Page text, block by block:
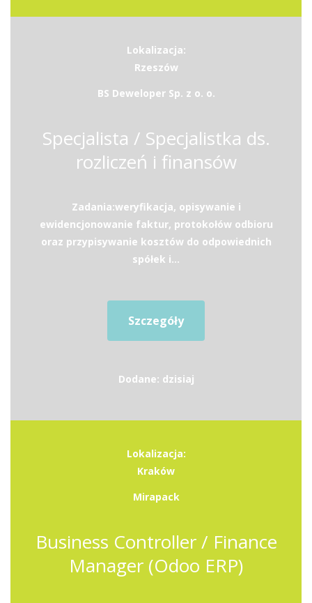
Lokalizacja:
Rzeszów
BS Deweloper Sp. z o. o.
Specjalista / Specjalistka ds.
rozliczeń i finansów
Zadania:weryfikacja, opisywanie i
ewidencjonowanie faktur, protokołów odbioru
oraz przypisywanie kosztów do odpowiednich
spółek i...
Szczegóły
Dodane: dzisiaj
Lokalizacja:
Kraków
Mirapack
Business Controller / Finance
Manager (Odoo ERP)